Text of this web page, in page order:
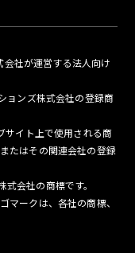
会社が運営する法人向け
ョンズ株式会社の登録商
サイト上で使用される商
たはその関連会社の登録
式会社の商標です。
マークは、各社の商標、